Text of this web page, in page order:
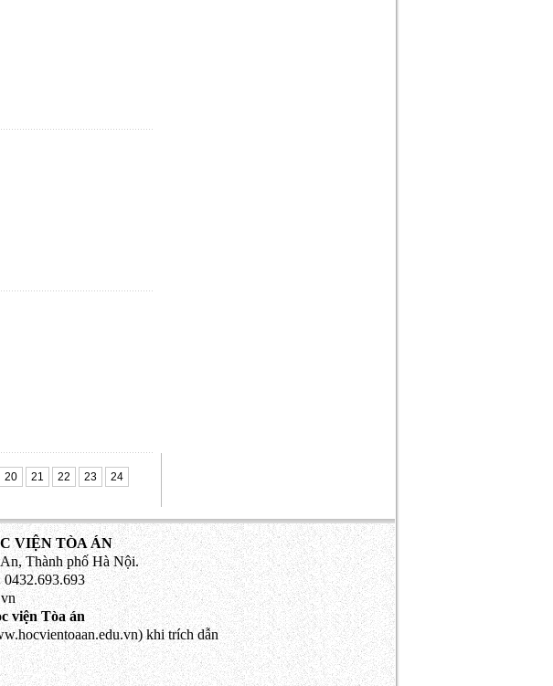
20 21 22 23
24
VIỆN TÒA ÁN
Thành phố Hà Nội.
viện Tòa án
khi trích dẫn